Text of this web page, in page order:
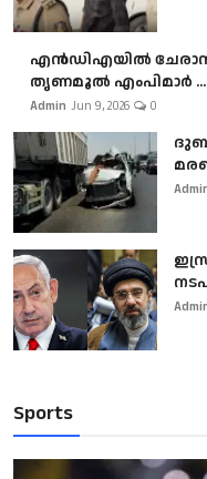
എൻഡിഎയിൽ ചേരാൻ
തൃണമൂൽ എംപിമാർ ...
Admin Jun 9, 2026 0
Sports